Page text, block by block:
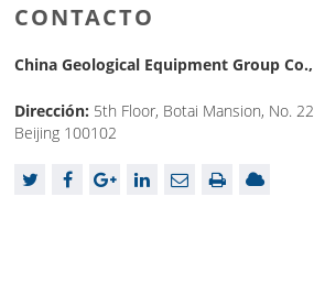
CONTACTO
China Geological Equipment Group
Dirección: 5th Floor, Botai Mansion, No.
Beijing 100102